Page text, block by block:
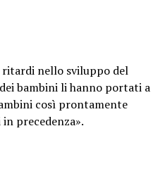
nello sviluppo del
bambini li hanno portati a
così prontamente
precedenza».